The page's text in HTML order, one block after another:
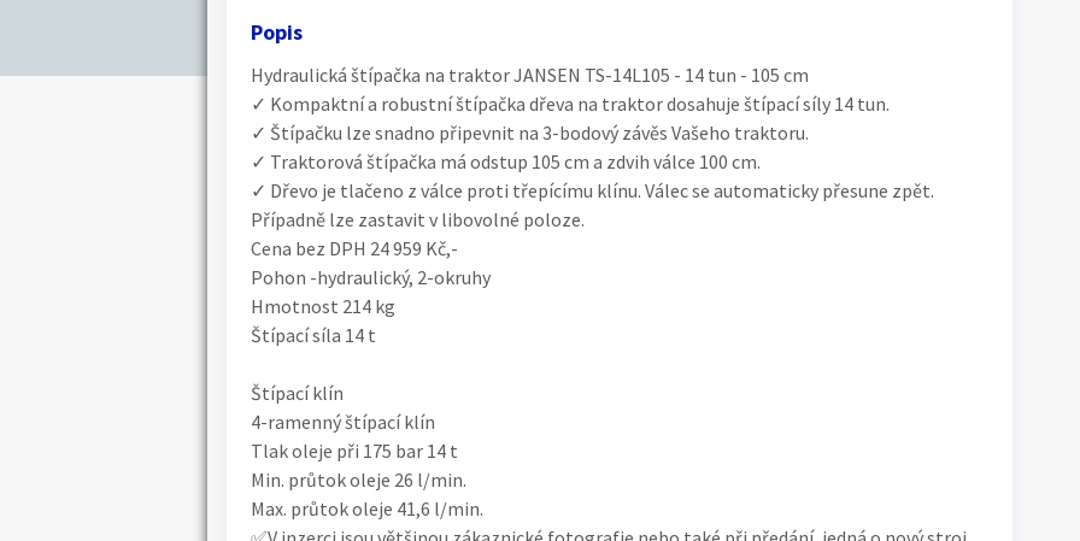
Popis
Hydraulická štípačka na traktor JANSEN TS-14L105 - 14 tun - 105 cm
✓ Kompaktní a robustní štípačka dřeva na traktor dosahuje štípací síly 14 tun.
✓ Štípačku lze snadno připevnit na 3-bodový závěs Vašeho traktoru.
✓ Traktorová štípačka má odstup 105 cm a zdvih válce 100 cm.
✓ Dřevo je tlačeno z válce proti třepícímu klínu. Válec se automaticky přesune zpět.
Případně lze zastavit v libovolné poloze.
Cena bez DPH 24 959 Kč,-
Pohon -hydraulický, 2-okruhy
Hmotnost 214 kg
Štípací síla 14 t
Štípací klín
4-ramenný štípací klín
Tlak oleje při 175 bar 14 t
Min. průtok oleje 26 l/min.
Max. průtok oleje 41,6 l/min.